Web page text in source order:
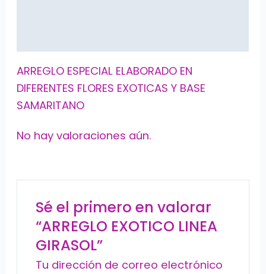
ARREGLO ESPECIAL ELABORADO EN
DIFERENTES FLORES EXOTICAS Y BASE
SAMARITANO
No hay valoraciones aún.
Sé el primero en valorar
“ARREGLO EXOTICO LINEA
GIRASOL”
Tu dirección de correo electrónico